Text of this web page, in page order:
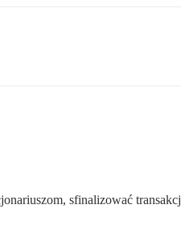
sfinalizować